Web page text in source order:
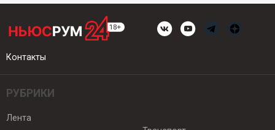
Контакты
РУБРИКИ
Лента